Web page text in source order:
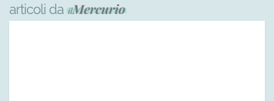
articoli da